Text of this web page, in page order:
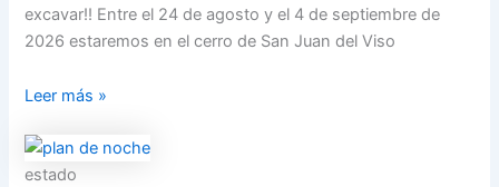
excavar!! Entre el 24 de agosto y el 4 de septiembre de
2026 estaremos en el cerro de San Juan del Viso
Leer más »
estado